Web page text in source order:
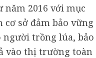
năm 2016 với mục
sở đảm bảo vững
người trồng lúa, bảo
vào thị trường toàn